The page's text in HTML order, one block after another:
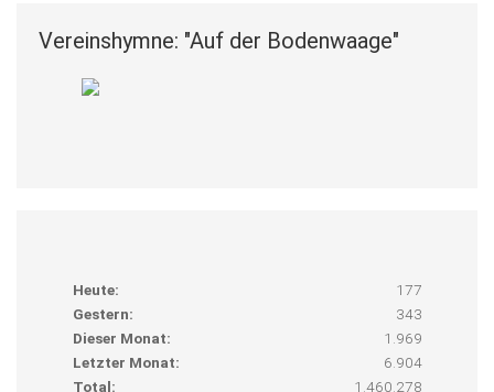
Vereinshymne: "Auf der Bodenwaage"
Heute:
177
Gestern:
343
Dieser Monat:
1.969
Letzter Monat:
6.904
Total:
1.460.278